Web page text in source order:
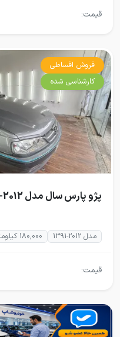
قیمت:
فروش اقساطی
کارشناسی شده
پژو پارس سال مدل 2012-1391
مدل 2012-1391 180,000 کیلومتر
قیمت: